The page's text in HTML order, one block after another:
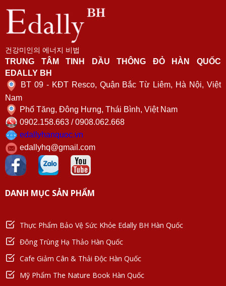
건강미인의 에너지 비법
TRUNG TÂM TINH DẦU THÔNG ĐỎ HÀN QUỐC
EDALLY BH
BT 09 - KĐT Resco, Quận Bắc Từ Liêm, Hà Nội, Việt
Nam
Phố Tăng, Đông Hưng, Thái Bình, Việt Nam
0902.158.663 / 0908.062.668
edallyhanquoc.vn
edallyhq@gmail.com
DANH MỤC SẢN PHẨM
Thực Phẩm Bảo Vệ Sức Khỏe Edally BH Hàn Quốc
Đông Trùng Hạ Thảo Hàn Quốc
Cafe Giảm Cân & Thải Độc Hàn Quốc
Mỹ Phẩm The Nature Book Hàn Quốc